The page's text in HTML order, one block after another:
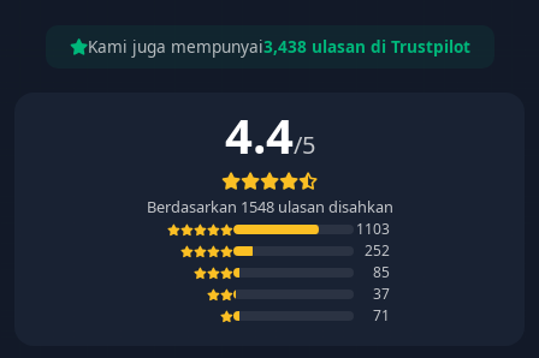
Kami juga mempunyai3,438 ulasan di Trustpilot
4.4/5
Berdasarkan 1548ulasan disahkan
1103
252
85
37
71